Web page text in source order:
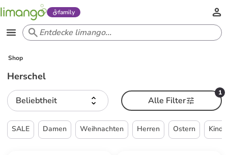
family
Shop
Herschel
Beliebtheit
1
Alle Filter
SALE Damen Weihnachten Herren Ostern